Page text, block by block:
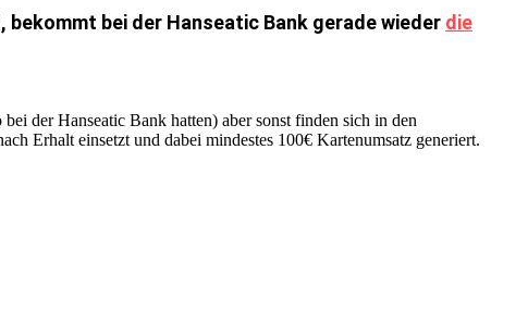
bei der Hanseatic Bank gerade wieder die
der Hanseatic Bank hatten) aber sonst finden sich in den
Erhalt einsetzt und dabei mindestes 100€ Kartenumsatz generiert.